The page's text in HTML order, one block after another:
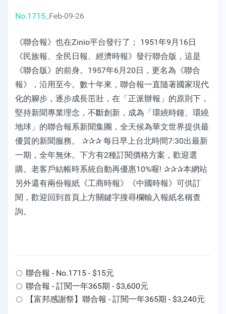
No.1715_ Feb-09-26
《聯合報》也在Zinio平台發行了； 1951年9月16日
《民族報、全民日報、經濟時報》發行聯合版，這是
《聯合版》的前身。1957年6月20日，更名為《聯合
報》，沿用至今。數十年來，聯合報一直隨著國家現代
化的腳步，逐步成長茁壯，在「正派辦報」的原則下，
堅持新聞專業理念，不斷創新，成為「環繞時鐘、環繞
地球」的聯合報系新聞集團，全天候為華文世界提供最
優質的新聞服務。 ✰✰✰ 每日早上台北時間7:30出最新
一期，全年無休。下方有2種訂閱價格方案，歡迎選
購。老客戶結帳時系統自動再優惠10%喔! ✰✰✰本網站
另外還有兩份報紙《工商時報》《中國時報》可供訂
閱，歡迎回到首頁上方關鍵字搜尋欄輸入報紙名稱查
詢。
聯合報 - No.1715 - $15元
聯合報 - 訂閱一年365期 - $3,600元
【富邦感謝祭】聯合報 - 訂閱一年365期 - $3,240元